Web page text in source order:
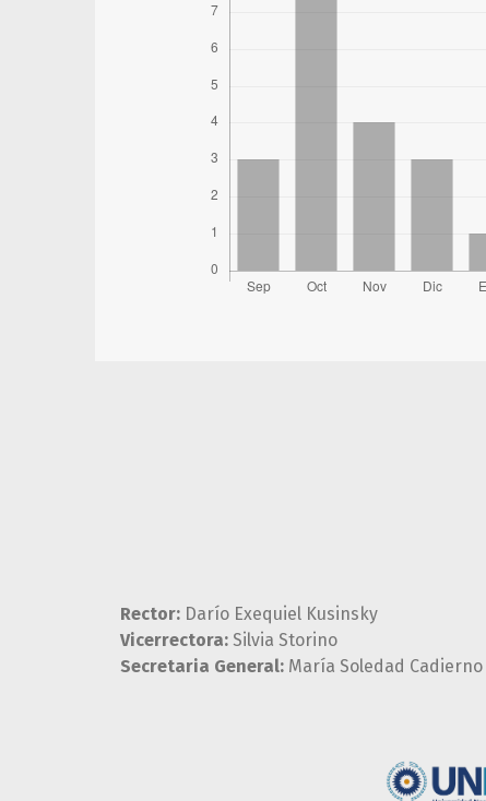
Rector: Darío Exequiel Kusinsky
Vicerrectora: Silvia Storino
Secretaria General: María Soledad Cadierno